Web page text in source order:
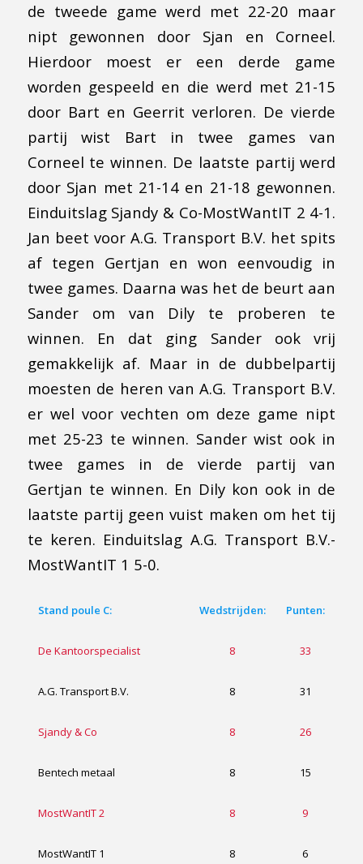
de tweede game werd met 22-20 maar
nipt gewonnen door Sjan en Corneel.
Hierdoor moest er een derde game
worden gespeeld en die werd met 21-15
door Bart en Geerrit verloren. De vierde
partij wist Bart in twee games van
Corneel te winnen. De laatste partij werd
door Sjan met 21-14 en 21-18 gewonnen.
Einduitslag Sjandy & Co-MostWantIT 2 4-1.
Jan beet voor A.G. Transport B.V. het spits
af tegen Gertjan en won eenvoudig in
twee games. Daarna was het de beurt aan
Sander om van Dily te proberen te
winnen. En dat ging Sander ook vrij
gemakkelijk af. Maar in de dubbelpartij
moesten de heren van A.G. Transport B.V.
er wel voor vechten om deze game nipt
met 25-23 te winnen. Sander wist ook in
twee games in de vierde partij van
Gertjan te winnen. En Dily kon ook in de
laatste partij geen vuist maken om het tij
te keren. Einduitslag A.G. Transport B.V.-
MostWantIT 1 5-0.
Stand poule C: Wedstrijden: Punten:
De Kantoorspecialist 8 33
A.G. Transport B.V. 8 31
Sjandy & Co 8 26
Bentech metaal 8 15
MostWantIT 2 8 9
MostWantIT 1 8 6